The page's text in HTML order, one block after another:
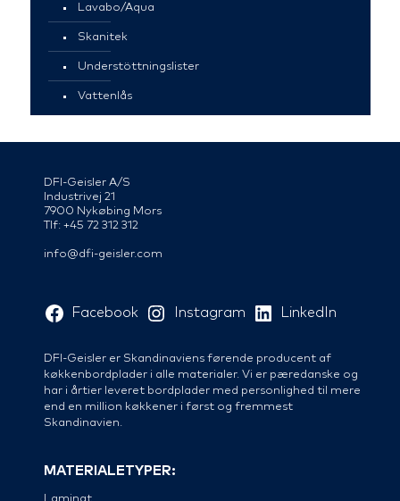
Lavabo/Aqua
Skanitek
Understöttningslister
Vattenlås
DFI-Geisler A/S
Industrivej 21
7900 Nykøbing Mors
Tlf: +45 72 312 312
info@dfi-geisler.com
Facebook Instagram LinkedIn
DFI-Geisler er Skandinaviens førende producent af
køkkenbordplader i alle materialer. Vi er pæredanske og
har i årtier leveret bordplader med personlighed til mere
end en million køkkener i først og fremmest
Skandinavien.
MATERIALETYPER:
Laminat